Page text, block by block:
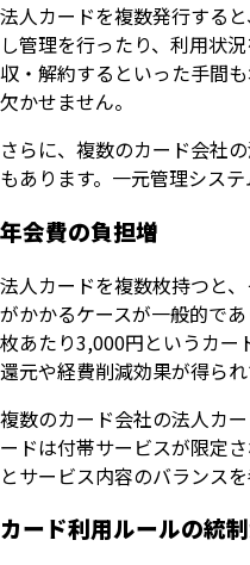
法人カードを複数発行する
し管理を行ったり、利用状
収・解約するといった手間
欠かせません。
さらに、複数のカード会社
もあります。一元管理シス
年会費の負担増
法人カードを複数枚持つと
がかかるケースが一般的で
枚あたり3,000円というカー
還元や経費削減効果が得ら
複数のカード会社の法人カ
ードは付帯サービスが限定
とサービス内容のバランス
カード利用ルールの統